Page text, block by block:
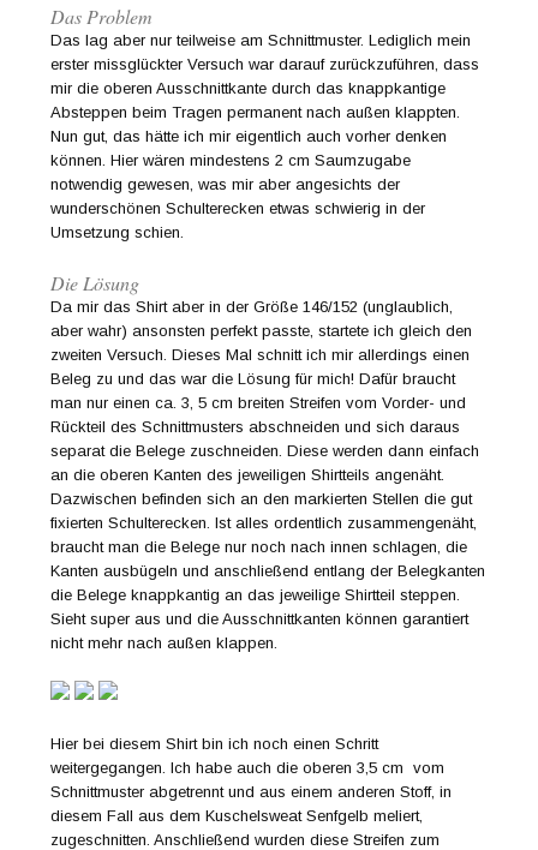
Das Problem
Das lag aber nur teilweise am Schnittmuster. Lediglich mein
erster missglückter Versuch war darauf zurückzuführen, dass
mir die oberen Ausschnittkante durch das knappkantige
Absteppen beim Tragen permanent nach außen klappten.
Nun gut, das hätte ich mir eigentlich auch vorher denken
können. Hier wären mindestens 2 cm Saumzugabe
notwendig gewesen, was mir aber angesichts der
wunderschönen Schulterecken etwas schwierig in der
Umsetzung schien.
Die Lösung
Da mir das Shirt aber in der Größe 146/152 (unglaublich,
aber wahr) ansonsten perfekt passte, startete ich gleich den
zweiten Versuch. Dieses Mal schnitt ich mir allerdings einen
Beleg zu und das war die Lösung für mich! Dafür braucht
man nur einen ca. 3, 5 cm breiten Streifen vom Vorder- und
Rückteil des Schnittmusters abschneiden und sich daraus
separat die Belege zuschneiden. Diese werden dann einfach
an die oberen Kanten des jeweiligen Shirtteils angenäht.
Dazwischen befinden sich an den markierten Stellen die gut
fixierten Schulterecken. Ist alles ordentlich zusammengenäht,
braucht man die Belege nur noch nach innen schlagen, die
Kanten ausbügeln und anschließend entlang der Belegkanten
die Belege knappkantig an das jeweilige Shirtteil steppen.
Sieht super aus und die Ausschnittkanten können garantiert
nicht mehr nach außen klappen.
Hier bei diesem Shirt bin ich noch einen Schritt
weitergegangen. Ich habe auch die oberen 3,5 cm vom
Schnittmuster abgetrennt und aus einem anderen Stoff, in
diesem Fall aus dem Kuschelsweat Senfgelb meliert,
zugeschnitten. Anschließend wurden diese Streifen zum